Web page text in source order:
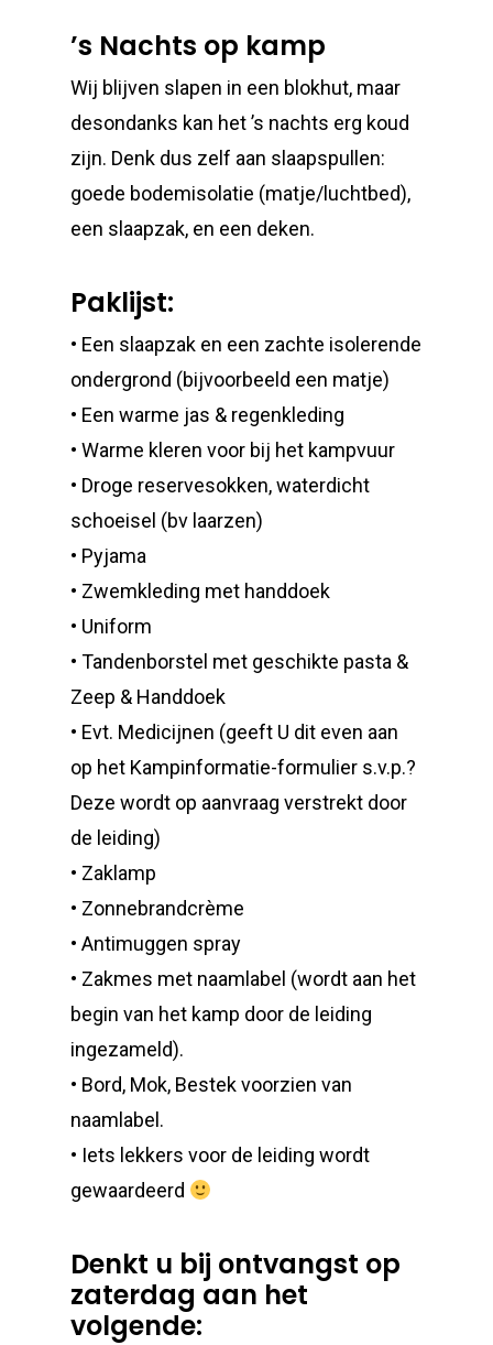
’s Nachts op kamp
Wij blijven slapen in een blokhut, maar
desondanks kan het ’s nachts erg koud
zijn. Denk dus zelf aan slaapspullen:
goede bodemisolatie (matje/luchtbed),
een slaapzak, en een deken.
Paklijst:
• Een slaapzak en een zachte isolerende
ondergrond (bijvoorbeeld een matje)
• Een warme jas & regenkleding
• Warme kleren voor bij het kampvuur
• Droge reservesokken, waterdicht
schoeisel (bv laarzen)
• Pyjama
• Zwemkleding met handdoek
• Uniform
• Tandenborstel met geschikte pasta &
Zeep & Handdoek
• Evt. Medicijnen (geeft U dit even aan
op het Kampinformatie-formulier s.v.p.?
Deze wordt op aanvraag verstrekt door
de leiding)
• Zaklamp
• Zonnebrandcrème
• Antimuggen spray
• Zakmes met naamlabel (wordt aan het
begin van het kamp door de leiding
ingezameld).
• Bord, Mok, Bestek voorzien van
naamlabel.
• Iets lekkers voor de leiding wordt
gewaardeerd
Denkt u bij ontvangst op
zaterdag aan het
volgende: